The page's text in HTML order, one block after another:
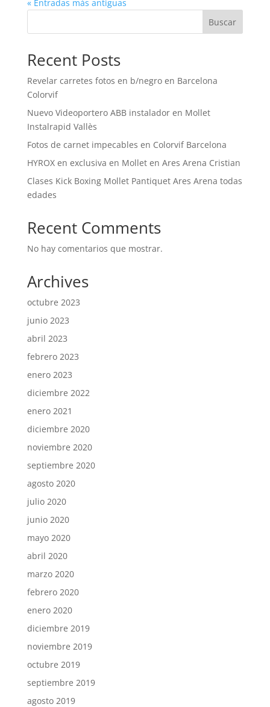
« Entradas más antiguas
Buscar
Recent Posts
Revelar carretes fotos en b/negro en Barcelona
Colorvif
Nuevo Videoportero ABB instalador en Mollet
Instalrapid Vallès
Fotos de carnet impecables en Colorvif Barcelona
HYROX en exclusiva en Mollet en Ares Arena Cristian
Clases Kick Boxing Mollet Pantiquet Ares Arena todas
edades
Recent Comments
No hay comentarios que mostrar.
Archives
octubre 2023
junio 2023
abril 2023
febrero 2023
enero 2023
diciembre 2022
enero 2021
diciembre 2020
noviembre 2020
septiembre 2020
agosto 2020
julio 2020
junio 2020
mayo 2020
abril 2020
marzo 2020
febrero 2020
enero 2020
diciembre 2019
noviembre 2019
octubre 2019
septiembre 2019
agosto 2019